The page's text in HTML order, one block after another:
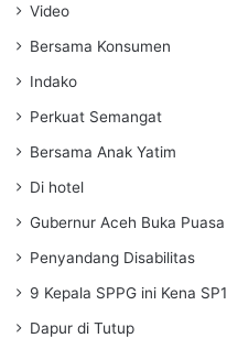
Video
Bersama Konsumen
Indako
Perkuat Semangat
Bersama Anak Yatim
Di hotel
Gubernur Aceh Buka Puasa
Penyandang Disabilitas
9 Kepala SPPG ini Kena SP1
Dapur di Tutup